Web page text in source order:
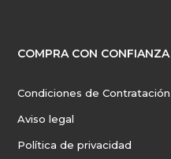
COMPRA CON CONFIANZA
Condiciones de Contratación
Aviso legal
Política de privacidad